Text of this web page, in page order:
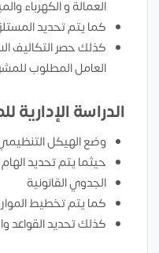
العمالة و الكهرباء
كما يتم تحديد
كذلك حصر التكاليف
العامل المطلوب
الدراسة الإدارية
وضع الهيكل
حيثما يتم تحديد
الجدوي القانونية
كما يتم تخطيط
كذلك تحديد القواعد